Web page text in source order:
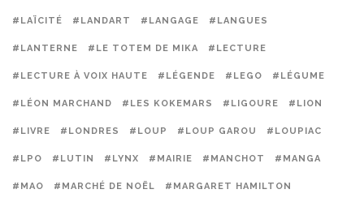
#LAÏCITÉ #LANDART #LANGAGE #LANGUES
#LANTERNE #LE TOTEM DE MIKA #LECTURE
#LECTURE À VOIX HAUTE #LÉGENDE #LEGO #LÉGUME
#LÉON MARCHAND #LES KOKEMARS #LIGOURE #LION
#LIVRE #LONDRES #LOUP #LOUP GAROU #LOUPIAC
#LPO #LUTIN #LYNX #MAIRIE #MANCHOT #MANGA
#MAO #MARCHÉ DE NOËL #MARGARET HAMILTON